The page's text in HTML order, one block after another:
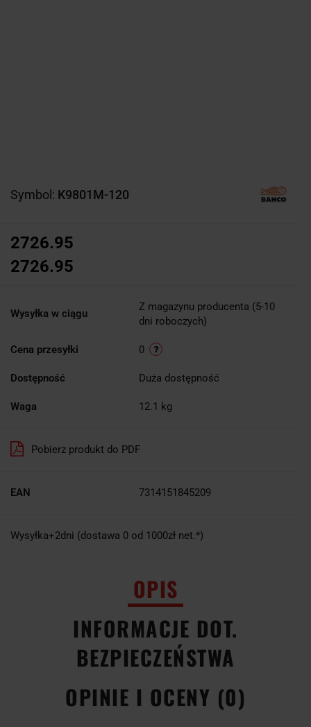
Symbol: K9801M-120
2726.95
2726.95
Wysyłka w ciągu
Z magazynu producenta (5-10
dni roboczych)
Cena przesyłki 0
Dostępność Duża dostępność
Waga 12.1 kg
Pobierz produkt do PDF
EAN 7314151845209
Wysyłka+2dni (dostawa 0 od 1000zł net.*)
OPIS
INFORMACJE DOT.
BEZPIECZEŃSTWA
OPINIE I OCENY (0)